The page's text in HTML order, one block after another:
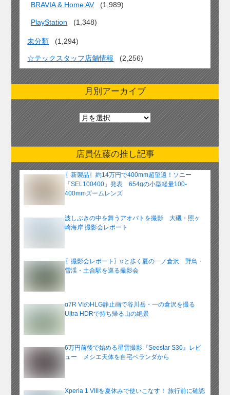
BRAVIA & Home AV
(1,989)
PlayStation (1,348)
未分類 (1,294)
☆テックスタッフ店舗情報 (2,256)
月別アーカイブ
月
別
ア
ー
カ
イ
ブ
店員佐藤の推し記事
〖新製品〗約14万円で400mm超望遠！ソニー
「SEL100400」発表 654gの小型軽量100-
400mmズームレンズ
波しぶきの中を舞うアオバトを撮影 大磯・照ヶ
崎海岸 撮影会レポート
〖撮影会レポート〗αと歩く夏の一ノ倉沢 野鳥・
雪渓・土合駅を巡る撮影会
α7R VIのHLG静止画で谷川岳・一の倉沢を撮る
Ultra HDRで持ち帰る山の絶景
6万円前後で始める星雲撮影『Seestar S30』レビ
ュー メシエ天体を自宅ベランダから
Xperia 1 VIIIを夏休みで使いこなす！ 旅行前に確認